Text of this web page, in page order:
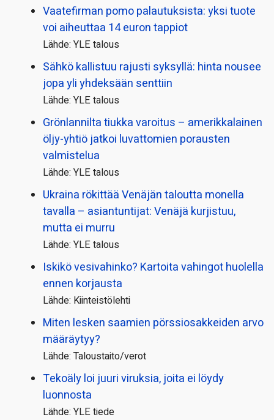
Vaatefirman pomo palautuksista: yksi tuote
voi aiheuttaa 14 euron tappiot
Lähde: YLE talous
Sähkö kallistuu rajusti syksyllä: hinta nousee
jopa yli yhdeksään senttiin
Lähde: YLE talous
Grönlannilta tiukka varoitus – amerikkalainen
öljy-yhtiö jatkoi luvattomien porausten
valmistelua
Lähde: YLE talous
Ukraina rökittää Venäjän taloutta monella
tavalla – asiantuntijat: Venäjä kurjistuu,
mutta ei murru
Lähde: YLE talous
Iskikö vesivahinko? Kartoita vahingot huolella
ennen korjausta
Lähde: Kiinteistölehti
Miten lesken saamien pörssi­osakkeiden arvo
määräytyy?
Lähde: Taloustaito/verot
Tekoäly loi juuri viruksia, joita ei löydy
luonnosta
Lähde: YLE tiede